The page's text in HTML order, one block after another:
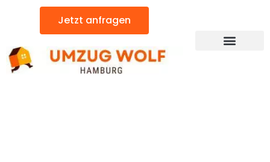
Jetzt anfragen